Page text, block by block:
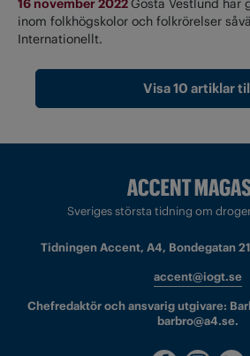
16 november 2022 Gösta Vestlund har
inom folkhögskolor och folkrörelser
Internationellt.
Visa 10 artiklar
Sveriges största tidning om
Tidningen Accent, A4, Bondegatan
accent@iogt.se
Chefredaktör och ansvarig utgivare:
barbro@a4.se.